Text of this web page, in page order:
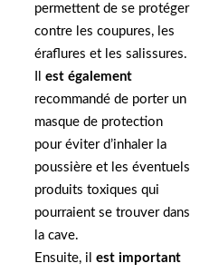
permettent de se protéger
contre les coupures, les
éraflures et les salissures.
est également
recommandé de porter un
masque de protection
pour éviter d’inhaler la
poussière et les éventuels
produits toxiques qui
pourraient se trouver dans
la cave.
Ensuite, il est important